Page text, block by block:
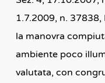
1.7.2009, n. 37838,
la manovra
ambiente poco
valutata, con